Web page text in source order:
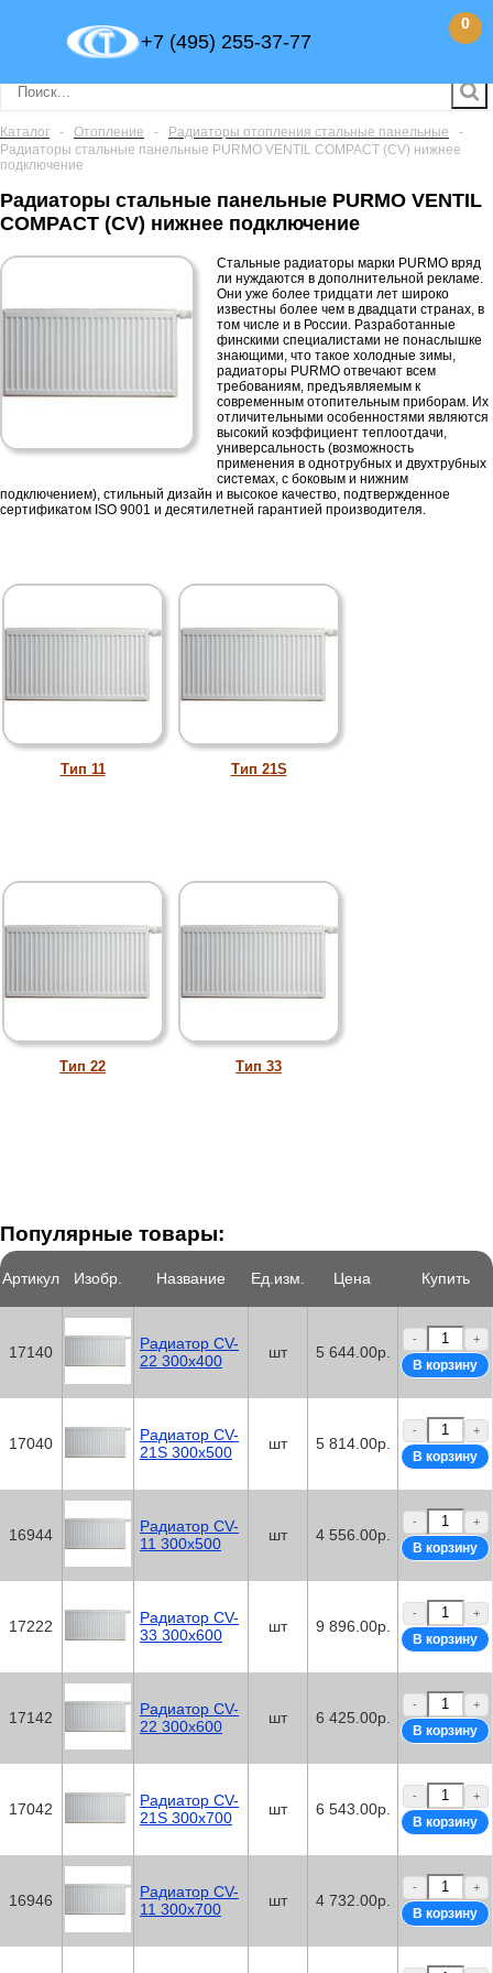
+7 (495) 255-37-77
0
Каталог - Отопление - Радиаторы отопления стальные панельные
-
Радиаторы стальные панельные PURMO VENTIL COMPACT (CV) нижнее
подключение
Радиаторы стальные панельные PURMO VENTIL
COMPACT (CV) нижнее подключение
Стальные радиаторы марки PURMO вряд
ли нуждаются в дополнительной рекламе.
Они уже более тридцати лет широко
известны более чем в двадцати странах, в
том числе и в России. Разработанные
финскими специалистами не понаслышке
знающими, что такое холодные зимы,
радиаторы PURMO отвечают всем
требованиям, предъявляемым к
современным отопительным приборам. Их
отличительными особенностями являются
высокий коэффициент теплоотдачи,
универсальность (возможность
применения в однотрубных и двухтрубных
системах, с боковым и нижним
подключением), стильный дизайн и высокое качество, подтвержденное
сертификатом ISO 9001 и десятилетней гарантией производителя.
Тип 11 Тип 21S
Тип 22 Тип 33
Популярные товары:
Артикул Изобр. Название Ед.изм. Цена Купить
17140
Радиатор CV-
22 300x400
шт 5 644.00р.
- +
17040
Радиатор CV-
21S 300x500
шт 5 814.00р.
- +
16944
Радиатор CV-
11 300x500
шт 4 556.00р.
- +
17222
Радиатор CV-
33 300x600
шт 9 896.00р.
- +
17142
Радиатор CV-
22 300x600
шт 6 425.00р.
- +
17042
Радиатор CV-
21S 300x700
шт 6 543.00р.
- +
16946
Радиатор CV-
11 300x700
шт 4 732.00р.
- +